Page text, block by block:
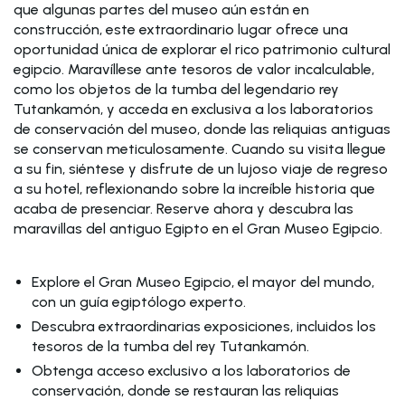
que algunas partes del museo aún están en
construcción, este extraordinario lugar ofrece una
oportunidad única de explorar el rico patrimonio cultural
egipcio. Maravíllese ante tesoros de valor incalculable,
como los objetos de la tumba del legendario rey
Tutankamón, y acceda en exclusiva a los laboratorios
de conservación del museo, donde las reliquias antiguas
se conservan meticulosamente. Cuando su visita llegue
a su fin, siéntese y disfrute de un lujoso viaje de regreso
a su hotel, reflexionando sobre la increíble historia que
acaba de presenciar. Reserve ahora y descubra las
maravillas del antiguo Egipto en el Gran Museo Egipcio.
Explore el Gran Museo Egipcio, el mayor del mundo,
con un guía egiptólogo experto.
Descubra extraordinarias exposiciones, incluidos los
tesoros de la tumba del rey Tutankamón.
Obtenga acceso exclusivo a los laboratorios de
conservación, donde se restauran las reliquias